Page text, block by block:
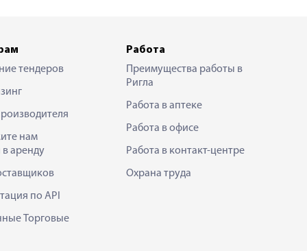
тендеров
нам
аренду
по API
Торговые
Работа
Преимущества работы в
Ригла
Работа в аптеке
Работа в офисе
Работа в контакт-центре
Охрана труда